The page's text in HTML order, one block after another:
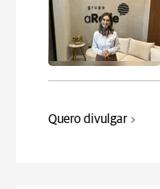
Quero divulgar